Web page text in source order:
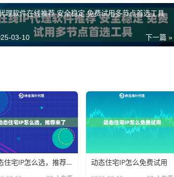
理软件在线推荐 安全稳定 免费试用多节点首选工具
下一篇 »
03-10
动态住宅IP怎么选，推荐来了 动态住宅IP怎么免费试用